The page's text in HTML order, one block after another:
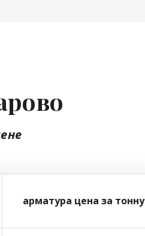
арматура цена за тонну